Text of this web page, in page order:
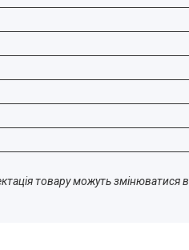
товару можуть